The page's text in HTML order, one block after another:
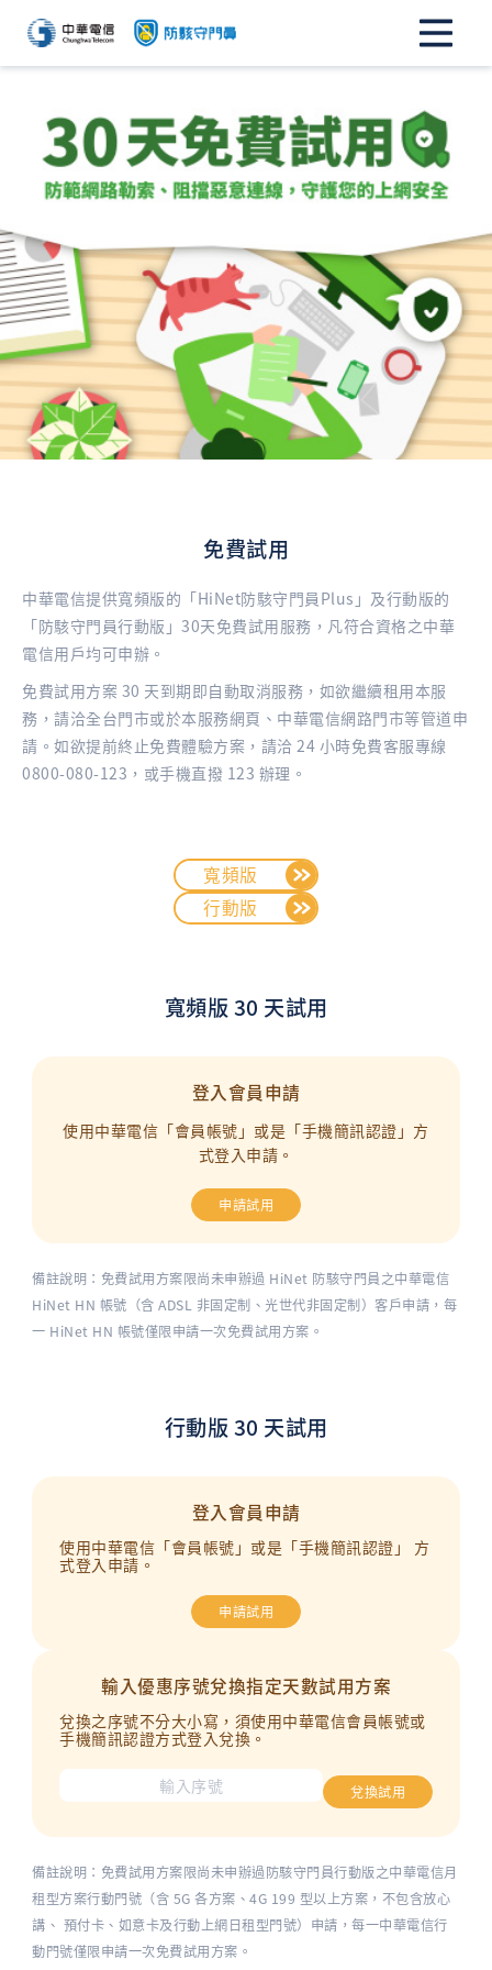
免費試用
中華電信提供寬頻版的「HiNet防駭守門員Plus」及行動版的
「防駭守門員行動版」30天免費試用服務，凡符合資格之中華
電信用戶均可申辦。
免費試用方案 30 天到期即自動取消服務，如欲繼續租用本服
務，請洽全台門市或於本服務網頁、中華電信網路門市等管道申
請。如欲提前終止免費體驗方案，請洽 24 小時免費客服專線
0800-080-123，或手機直撥 123 辦理。
寬頻版
行動版
寬頻版 30 天試用
登入會員申請
使用中華電信「會員帳號」或是「手機簡訊認證」方
式登入申請。
申請試用
備註說明：免費試用方案限尚未申辦過 HiNet 防駭守門員之中華電信
HiNet HN 帳號（含 ADSL 非固定制、光世代非固定制）客戶申請，每
一 HiNet HN 帳號僅限申請一次免費試用方案。
行動版 30 天試用
登入會員申請
使用中華電信「會員帳號」或是「手機簡訊認證」 方
式登入申請。
申請試用
輸入優惠序號兌換指定天數試用方案
兌換之序號不分大小寫，須使用中華電信會員帳號或
手機簡訊認證方式登入兌換。
備註說明：免費試用方案限尚未申辦過防駭守門員行動版之中華電信月
租型方案行動門號（含 5G 各方案、4G 199 型以上方案，不包含放心
講、 預付卡、如意卡及行動上網日租型門號）申請，每一中華電信行
動門號僅限申請一次免費試用方案。